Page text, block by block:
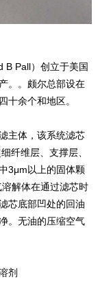
B Pall）创立于美国
。。颇尔总部设在
十余个和地区。
主体，该系统滤芯
纤维层、支撑层、
3μm以上的固体颗
解体在通过滤芯时
芯底部凹处的回油
。无油的压缩空气
剂